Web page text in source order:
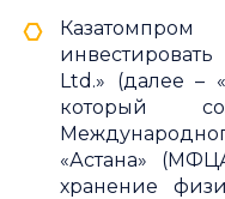
Ltd.» (далее –
который
«Астана»
хранение